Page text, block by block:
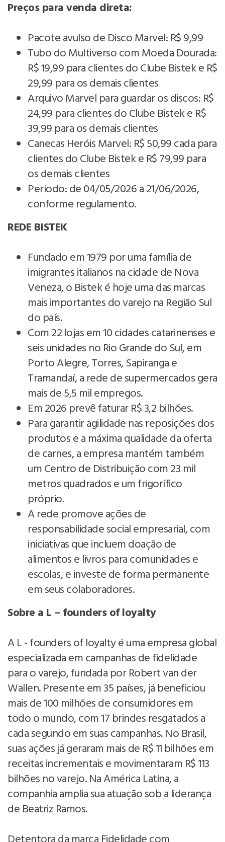
Preços para venda direta:
Pacote avulso de Disco Marvel: R$ 9,99
Tubo do Multiverso com Moeda Dourada:
R$ 19,99 para clientes do Clube Bistek e R$
29,99 para os demais clientes
Arquivo Marvel para guardar os discos: R$
24,99 para clientes do Clube Bistek e R$
39,99 para os demais clientes
Canecas Heróis Marvel: R$ 50,99 cada para
clientes do Clube Bistek e R$ 79,99 para
os demais clientes
Período: de 04/05/2026 a 21/06/2026,
conforme regulamento.
REDE BISTEK
Fundado em 1979 por uma família de
imigrantes italianos na cidade de Nova
Veneza, o Bistek é hoje uma das marcas
mais importantes do varejo na Região Sul
do país.
Com 22 lojas em 10 cidades catarinenses e
seis unidades no Rio Grande do Sul, em
Porto Alegre, Torres, Sapiranga e
Tramandaí, a rede de supermercados gera
mais de 5,5 mil empregos.
Em 2026 prevê faturar R$ 3,2 bilhões.
Para garantir agilidade nas reposições dos
produtos e a máxima qualidade da oferta
de carnes, a empresa mantém também
um Centro de Distribuição com 23 mil
metros quadrados e um frigorífico
próprio.
A rede promove ações de
responsabilidade social empresarial, com
iniciativas que incluem doação de
alimentos e livros para comunidades e
escolas, e investe de forma permanente
em seus colaboradores.
Sobre a L – founders of loyalty
A L - founders of loyalty é uma empresa global
especializada em campanhas de fidelidade
para o varejo, fundada por Robert van der
Wallen. Presente em 35 países, já beneficiou
mais de 100 milhões de consumidores em
todo o mundo, com 17 brindes resgatados a
cada segundo em suas campanhas. No Brasil,
suas ações já geraram mais de R$ 11 bilhões em
receitas incrementais e movimentaram R$ 113
bilhões no varejo. Na América Latina, a
companhia amplia sua atuação sob a liderança
de Beatriz Ramos.